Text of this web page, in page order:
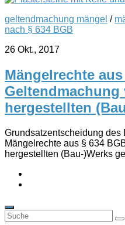
geltendmachung mängel /
nach § 634 BGB
26 Okt., 2017
Mängelrechte
Geltendmachung
hergestellten
Grundsatzentscheidung des
Mängelrechte aus § 634
hergestellten (Bau-)Werks